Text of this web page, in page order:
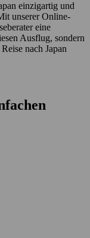
einzigartig und
unserer Online-
eine
Ausflug, sondern
nach Japan